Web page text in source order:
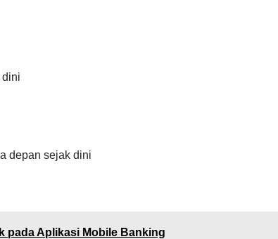
dini
depan sejak dini
pada Aplikasi Mobile Banking